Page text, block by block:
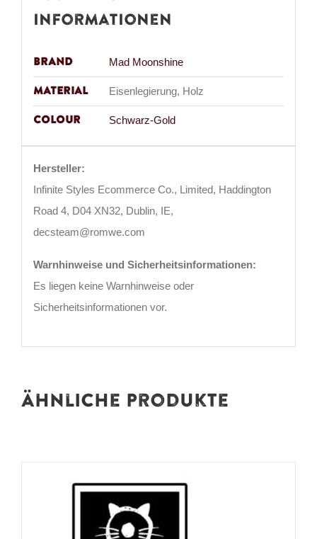
Informationen
Brand Mad Moonshine
Material Eisenlegierung, Holz
Colour Schwarz-Gold
Hersteller:
Infinite Styles Ecommerce Co., Limited, Haddington
Road 4, D04 XN32, Dublin, IE,
decsteam@romwe.com
Warnhinweise und Sicherheitsinformationen:
Es liegen keine Warnhinweise oder
Sicherheitsinformationen vor.
Ähnliche Produkte